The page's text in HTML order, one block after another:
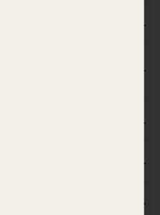
per lietų?
prie uodų
tinklelį?
esantį orą?